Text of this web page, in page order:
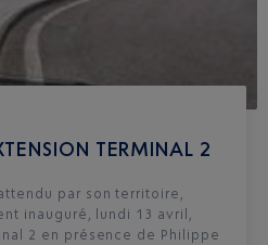
TERMINAL 2
par son territoire,
inauguré, lundi 13 avril,
2 en présence de Philippe